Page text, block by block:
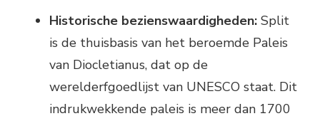
Historische bezienswaardigheden: Split
is de thuisbasis van het beroemde Paleis
van Diocletianus, dat op de
werelderfgoedlijst van UNESCO staat. Dit
indrukwekkende paleis is meer dan 1700